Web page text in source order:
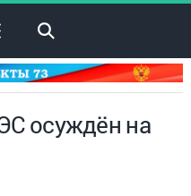
осуждён на